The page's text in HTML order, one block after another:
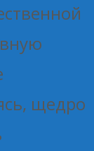
щедро